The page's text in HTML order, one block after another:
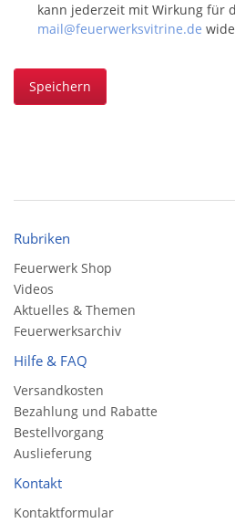
kann jederzeit mit Wirkung für
mail@feuerwerksvitrine.de
Speichern
Rubriken
Feuerwerk Shop
Videos
Aktuelles & Themen
Feuerwerksarchiv
Hilfe & FAQ
Versandkosten
Bezahlung und Rabatte
Bestellvorgang
Auslieferung
Kontakt
Kontaktformular